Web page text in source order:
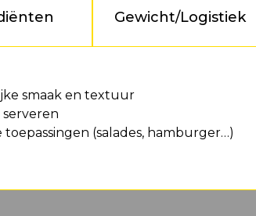
Gewicht/Logistiek
smaak en textuur
serveren
(salades, hamburger…)